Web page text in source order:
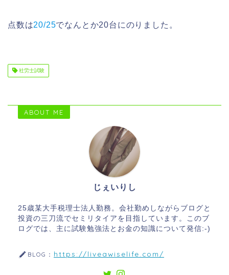
点数は20/25でなんとか20台にのりました。
社労士試験
ABOUT ME
じぇいりし
25歳某大手税理士法人勤務。会社勤めしながらブログと
投資の三刀流でセミリタイアを目指しています。このブ
ログでは、主に試験勉強法とお金の知識について発信:-)
BLOG： https://liveawiselife.com/